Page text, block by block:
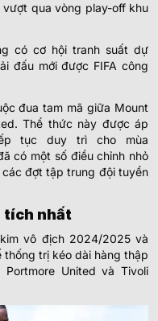
vượt qua vòng play-off khu
có cơ hội tranh suất dự
đấu mới được FIFA công
đua tam mã giữa Mount
Thể thức này được áp
tục duy trì cho mùa
có một số điều chỉnh nhỏ
đợt tập trung đội tuyển
tích nhất
vô địch 2024/2025 và
trị kéo dài hàng thập
United và Tivoli